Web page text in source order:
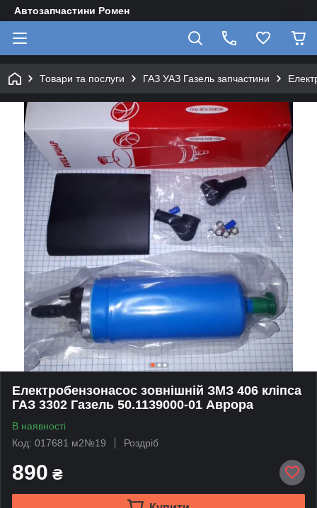
Автозапчастини Ромен
Товари та послуги ГАЗ УАЗ Газель запчастини
Електробензонасос зовнішній ЗМЗ 406 кліпса
ГАЗ 3302 Газель 50.1139000-01 Аврора
В наявності
Код: 017681 м2№19
Роздріб
890 ₴